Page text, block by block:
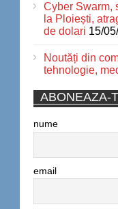
Cyber Swarm,
la Ploiești,
de dolari 15/
Noutăți din
tehnologie,
ABONEAZA-
nume
email